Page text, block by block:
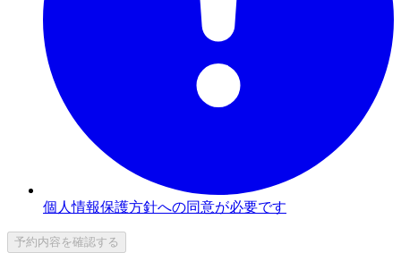
個人情報保護方針への同意が必要です
予約内容を確認する